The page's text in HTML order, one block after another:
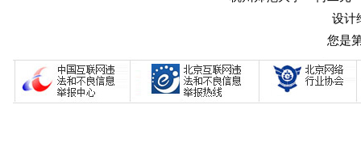
设计
您是